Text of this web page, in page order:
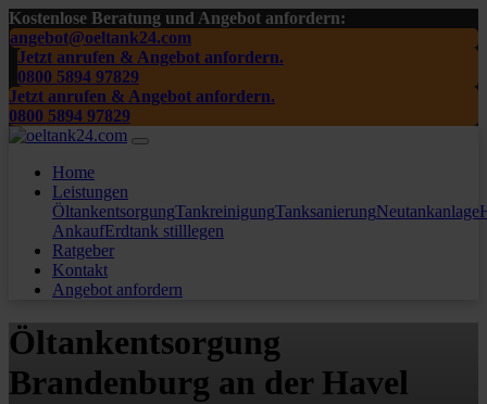
Kostenlose Beratung und Angebot anfordern:
angebot@oeltank24.com
Jetzt anrufen & Angebot anfordern.
0800 5894 97829
Jetzt anrufen & Angebot anfordern.
0800 5894 97829
Home
Leistungen
ÖltankentsorgungTankreinigungTanksanierungNeutankanlage
AnkaufErdtank stilllegen
Ratgeber
Kontakt
Angebot anfordern
Öltankentsorgung
Brandenburg an der Havel